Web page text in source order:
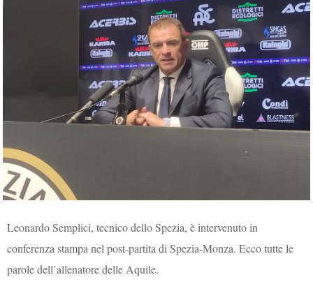
Leonardo Semplici, tecnico dello Spezia, è intervenuto in
conferenza stampa nel post-partita di Spezia-Monza. Ecco tutte le
parole dell’allenatore delle Aquile.